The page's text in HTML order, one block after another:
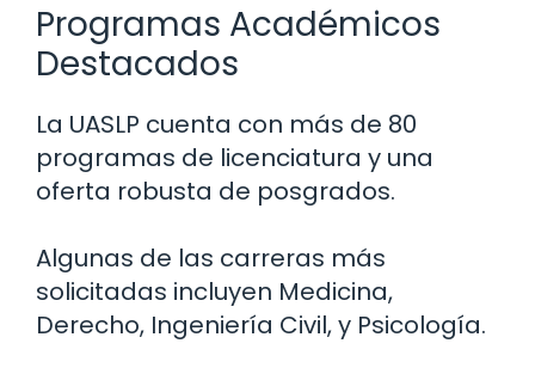
Programas Académicos
Destacados
La UASLP cuenta con más de 80
programas de licenciatura y una
oferta robusta de posgrados.
Algunas de las carreras más
solicitadas incluyen Medicina,
Derecho, Ingeniería Civil, y Psicología.